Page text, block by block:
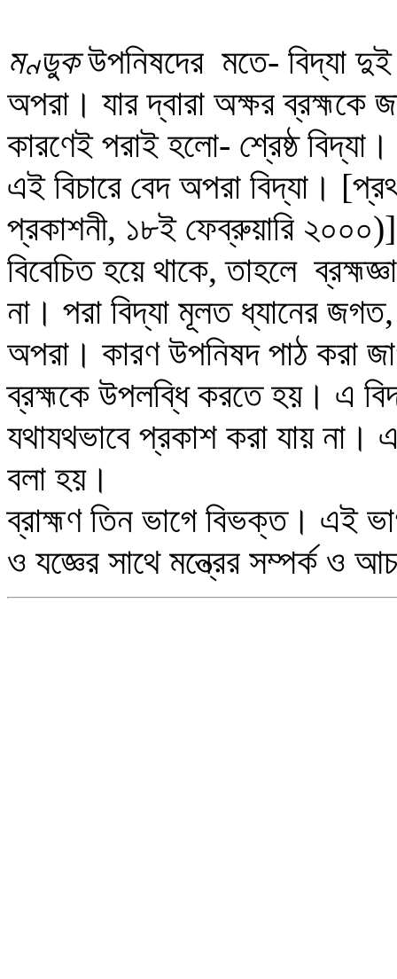
মণ্ডুকউপনিষদের মতে- বিদ্যা
অপরা। যার দ্বারা অক্ষর ব্রহ্মকে
কারণেই পরাই হলো- শ্রেষ্ঠ
এই বিচারে বেদ অপরা বিদ্যা।
প্রকাশনী, ১৮ই ফেব্রুয়ারি
বিবেচিত হয়ে থাকে, তাহলে
না। পরা বিদ্যা মূলত ধ্যানের
অপরা। কারণ উপনিষদ পাঠ করা
ব্রহ্মকে উপলব্ধি করতে হয়। এ
যথাযথভাবে প্রকাশ করা যায়
বলা হয়।
ব্রাহ্মণ তিন ভাগে বিভক্ত। এই
ও যজ্ঞের সাথে মন্ত্রের সম্পর্ক ও